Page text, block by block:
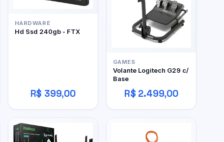
HARDWARE
Hd Ssd 240gb - FTX
R$ 399,00
GAMES
Volante Logitech G29 c/
Base
R$ 2.499,00